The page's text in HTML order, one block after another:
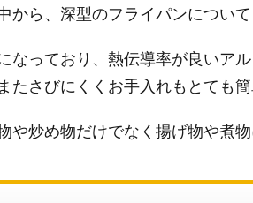
から、深型のフライパンについて
なっており、熱伝導率が良いア
たさびにくくお手入れもとても簡
や炒め物だけでなく揚げ物や煮